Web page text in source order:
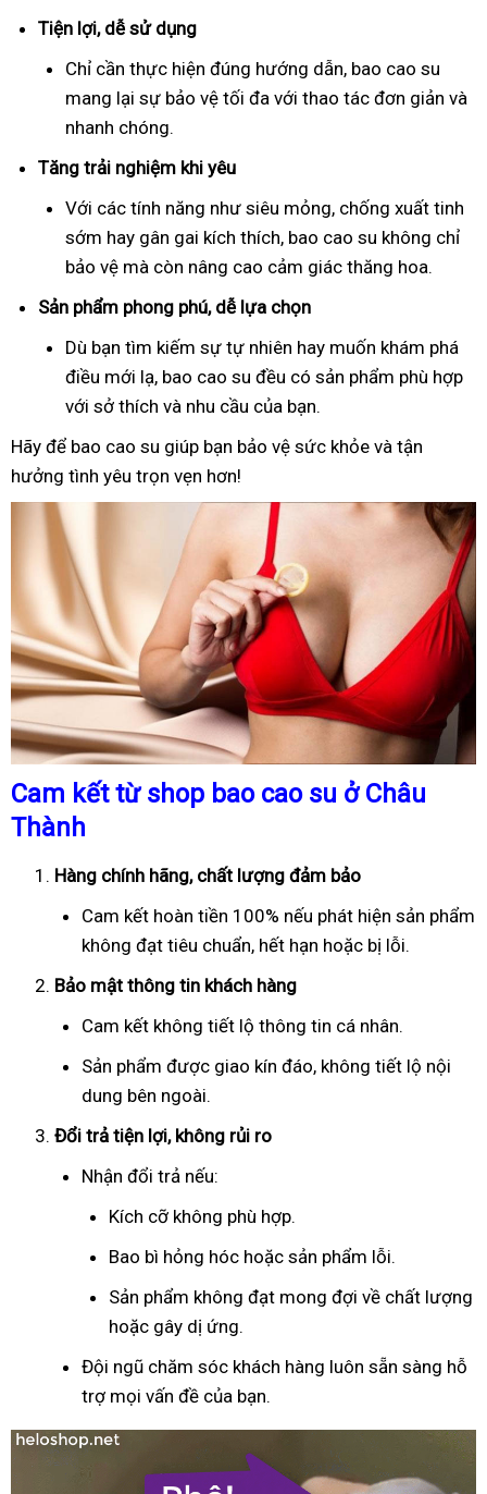
Tiện lợi, dễ sử dụng
Chỉ cần thực hiện đúng hướng dẫn, bao cao su
mang lại sự bảo vệ tối đa với thao tác đơn giản và
nhanh chóng.
Tăng trải nghiệm khi yêu
Với các tính năng như siêu mỏng, chống xuất tinh
sớm hay gân gai kích thích, bao cao su không chỉ
bảo vệ mà còn nâng cao cảm giác thăng hoa.
Sản phẩm phong phú, dễ lựa chọn
Dù bạn tìm kiếm sự tự nhiên hay muốn khám phá
điều mới lạ, bao cao su đều có sản phẩm phù hợp
với sở thích và nhu cầu của bạn.
Hãy để bao cao su giúp bạn bảo vệ sức khỏe và tận
hưởng tình yêu trọn vẹn hơn!
Cam kết từ shop bao cao su ở Châu
Thành
Hàng chính hãng, chất lượng đảm bảo
Cam kết hoàn tiền 100% nếu phát hiện sản phẩm
không đạt tiêu chuẩn, hết hạn hoặc bị lỗi.
Bảo mật thông tin khách hàng
Cam kết không tiết lộ thông tin cá nhân.
Sản phẩm được giao kín đáo, không tiết lộ nội
dung bên ngoài.
Đổi trả tiện lợi, không rủi ro
Nhận đổi trả nếu:
Kích cỡ không phù hợp.
Bao bì hỏng hóc hoặc sản phẩm lỗi.
Sản phẩm không đạt mong đợi về chất lượng
hoặc gây dị ứng.
Đội ngũ chăm sóc khách hàng luôn sẵn sàng hỗ
trợ mọi vấn đề của bạn.